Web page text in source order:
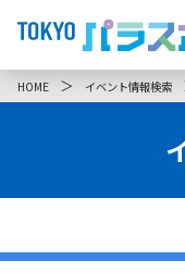
HOME ＞ イベント情報検索